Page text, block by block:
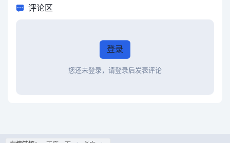
评论区
登录
您还未登录，请登录后发表评论